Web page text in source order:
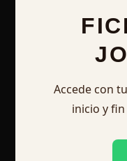
Accede con
inicio y